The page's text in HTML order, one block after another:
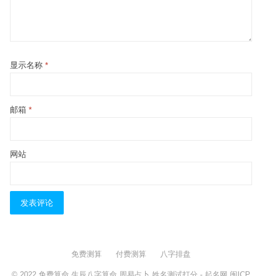
显示名称 *
邮箱 *
网站
免费测算 付费测算 八字排盘